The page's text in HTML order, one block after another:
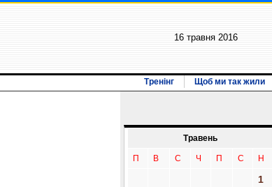
16 травня 2016
Тренінг Щоб ми так жили
Травень
П В С Ч П С Н
1